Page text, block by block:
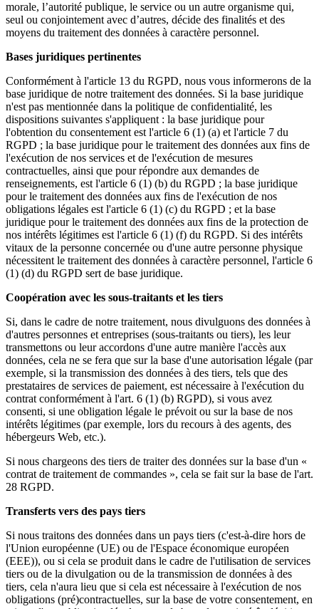
morale, l’autorité publique, le service ou un autre organisme qui,
seul ou conjointement avec d’autres, décide des finalités et des
moyens du traitement des données à caractère personnel.
Bases juridiques pertinentes
Conformément à l'article 13 du RGPD, nous vous informerons de la
base juridique de notre traitement des données. Si la base juridique
n'est pas mentionnée dans la politique de confidentialité, les
dispositions suivantes s'appliquent : la base juridique pour
l'obtention du consentement est l'article 6 (1) (a) et l'article 7 du
RGPD ; la base juridique pour le traitement des données aux fins de
l'exécution de nos services et de l'exécution de mesures
contractuelles, ainsi que pour répondre aux demandes de
renseignements, est l'article 6 (1) (b) du RGPD ; la base juridique
pour le traitement des données aux fins de l'exécution de nos
obligations légales est l'article 6 (1) (c) du RGPD ; et la base
juridique pour le traitement des données aux fins de la protection de
nos intérêts légitimes est l'article 6 (1) (f) du RGPD. Si des intérêts
vitaux de la personne concernée ou d'une autre personne physique
nécessitent le traitement des données à caractère personnel, l'article 6
(1) (d) du RGPD sert de base juridique.
Coopération avec les sous-traitants et les tiers
Si, dans le cadre de notre traitement, nous divulguons des données à
d'autres personnes et entreprises (sous-traitants ou tiers), les leur
transmettons ou leur accordons d'une autre manière l'accès aux
données, cela ne se fera que sur la base d'une autorisation légale (par
exemple, si la transmission des données à des tiers, tels que des
prestataires de services de paiement, est nécessaire à l'exécution du
contrat conformément à l'art. 6 (1) (b) RGPD), si vous avez
consenti, si une obligation légale le prévoit ou sur la base de nos
intérêts légitimes (par exemple, lors du recours à des agents, des
hébergeurs Web, etc.).
Si nous chargeons des tiers de traiter des données sur la base d'un «
contrat de traitement de commandes », cela se fait sur la base de l'art.
28 RGPD.
Transferts vers des pays tiers
Si nous traitons des données dans un pays tiers (c'est-à-dire hors de
l'Union européenne (UE) ou de l'Espace économique européen
(EEE)), ou si cela se produit dans le cadre de l'utilisation de services
tiers ou de la divulgation ou de la transmission de données à des
tiers, cela n'aura lieu que si cela est nécessaire à l'exécution de nos
obligations (pré)contractuelles, sur la base de votre consentement, en